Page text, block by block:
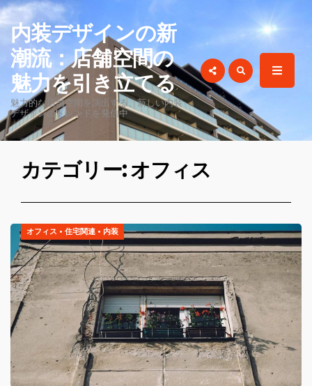
内装デザインの新
潮流：店舗空間の
魅力を引き立てる
魅力的な店舗空間を演出する、新しい内装
デザインのトレンドを発信中
カテゴリー: オフィス
オフィス • 住宅関連 • 内装